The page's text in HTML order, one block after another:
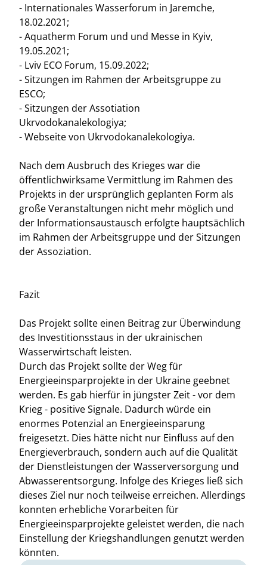
- Internationales Wasserforum in Jaremche,
18.02.2021;
- Aquatherm Forum und und Messe in Kyiv,
19.05.2021;
- Lviv ECO Forum, 15.09.2022;
- Sitzungen im Rahmen der Arbeitsgruppe zu
ESCO;
- Sitzungen der Assotiation
Ukrvodokanalekologiya;
- Webseite von Ukrvodokanalekologiya.
Nach dem Ausbruch des Krieges war die
öffentlichwirksame Vermittlung im Rahmen des
Projekts in der ursprünglich geplanten Form als
große Veranstaltungen nicht mehr möglich und
der Informationsaustausch erfolgte hauptsächlich
im Rahmen der Arbeitsgruppe und der Sitzungen
der Assoziation.
Fazit
Das Projekt sollte einen Beitrag zur Überwindung
des Investitionsstaus in der ukrainischen
Wasserwirtschaft leisten.
Durch das Projekt sollte der Weg für
Energieeinsparprojekte in der Ukraine geebnet
werden. Es gab hierfür in jüngster Zeit - vor dem
Krieg - positive Signale. Dadurch würde ein
enormes Potenzial an Energieeinsparung
freigesetzt. Dies hätte nicht nur Einfluss auf den
Energieverbrauch, sondern auch auf die Qualität
der Dienstleistungen der Wasserversorgung und
Abwasserentsorgung. Infolge des Krieges ließ sich
dieses Ziel nur noch teilweise erreichen. Allerdings
konnten erhebliche Vorarbeiten für
Energieeinsparprojekte geleistet werden, die nach
Einstellung der Kriegshandlungen genutzt werden
könnten.